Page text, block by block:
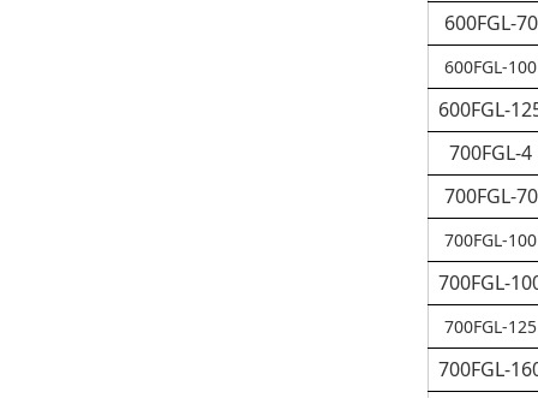
600FGL-70
600FGL-100
600FGL-
700FGL-4
700FGL-70
700FGL-100
700FGL-
700FGL-125
700FGL-